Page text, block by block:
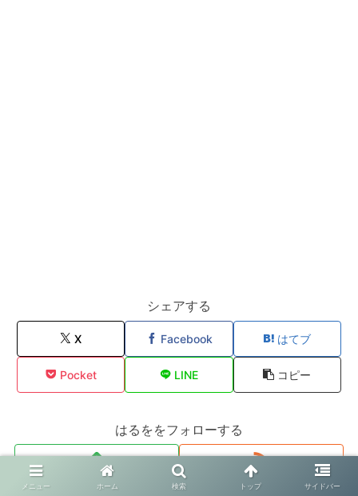
シェアする
X Facebook はてブ
Pocket LINE コピー
はるををフォローする
メニュー ホーム 検索 トップ サイドバー